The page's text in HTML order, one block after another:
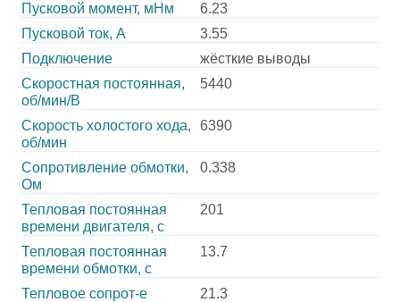
Пусковой момент, мНм
6.23
Пусковой ток, А
3.55
Подключение
жёсткие выводы
Скоростная постоянная,
об/мин/В
5440
Скорость холостого хода,
об/мин
6390
Сопротивление обмотки,
Ом
0.338
Тепловая постоянная
времени двигателя, с
201
Тепловая постоянная
времени обмотки, с
13.7
Тепловое сопрот-е
21.3